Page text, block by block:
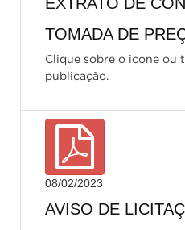
TOMADA DE
Clique sobre o icone ou
publicação.
08/02/2023
AVISO DE